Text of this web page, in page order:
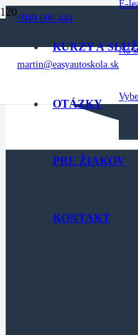
0940 600 444
martin@easyautoskola.sk
E-
Na
KURZY A
OTÁZKY
PRE ŽIAKOV
KONTAKT